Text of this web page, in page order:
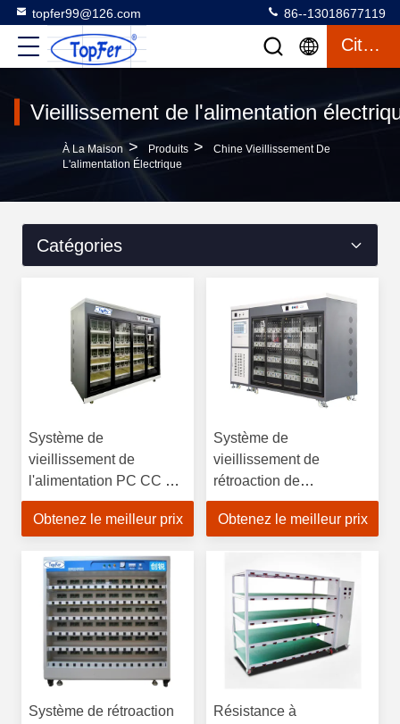
topfer99@126.com 86--13018677119
Citation
Vieillissement de l'alimentation
À La Maison > Produits >
Chine Vieillissement De
L'alimentation Électrique
Catégories
Système de
vieillissement de
l'alimentation PC CC CV
pour la machine de test
automatique
Obtenez le meilleur prix
Système de
vieillissement de
rétroaction de
l'alimentation par
onduleur CC CP pour
automatique ATE
Obtenez le meilleur prix
Système de rétroaction
Résistance à